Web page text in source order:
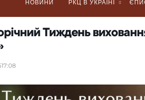
НОВИНИ РКЦ В УКРАЇНІ
Тиждень
17:08